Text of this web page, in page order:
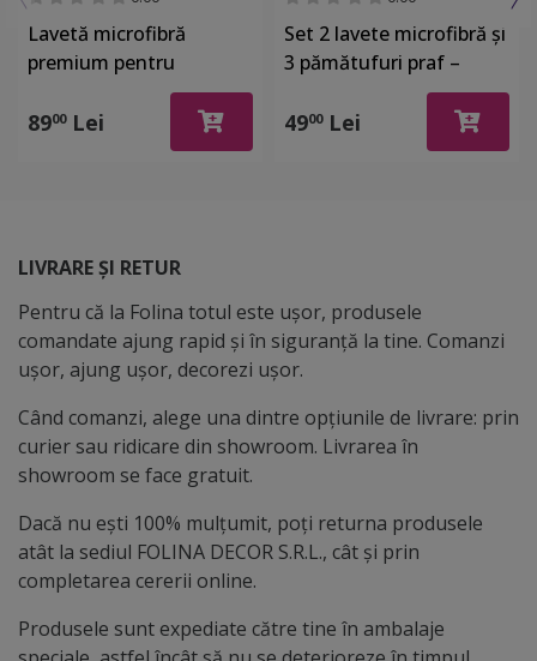
Lavetă microfibră
premium pentru
suprafețe ceramice,
sticlă, electrocasnice,
bundle set de 10 bucăți
8900Lei
Set 2 lavete microfibră și
3 pămătufuri praf –
curățare rapidă și
eficientă
4900Lei
LIVRARE ȘI RETUR
Pentru că la Folina totul este ușor, produsele
comandate ajung rapid și în siguranță la tine. Comanzi
ușor, ajung ușor, decorezi ușor.
Când comanzi, alege una dintre opțiunile de livrare: prin
curier sau ridicare din showroom. Livrarea în
showroom se face gratuit.
Dacă nu ești 100% mulțumit, poți returna produsele
atât la sediul FOLINA DECOR S.R.L., cât și prin
completarea cererii online.
Produsele sunt expediate către tine în ambalaje